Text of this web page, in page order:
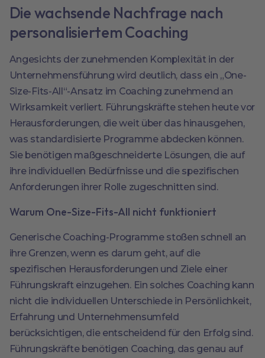
Die wachsende Nachfrage nach
personalisiertem Coaching
Angesichts der zunehmenden Komplexität in der
Unternehmensführung wird deutlich, dass ein „One-
Size-Fits-All“-Ansatz im Coaching zunehmend an
Wirksamkeit verliert. Führungskräfte stehen heute vor
Herausforderungen, die weit über das hinausgehen,
was standardisierte Programme abdecken können.
Sie benötigen maßgeschneiderte Lösungen, die auf
ihre individuellen Bedürfnisse und die spezifischen
Anforderungen ihrer Rolle zugeschnitten sind.
Warum One-Size-Fits-All nicht funktioniert
Generische Coaching-Programme stoßen schnell an
ihre Grenzen, wenn es darum geht, auf die
spezifischen Herausforderungen und Ziele einer
Führungskraft einzugehen. Ein solches Coaching kann
nicht die individuellen Unterschiede in Persönlichkeit,
Erfahrung und Unternehmensumfeld
berücksichtigen, die entscheidend für den Erfolg sind.
Führungskräfte benötigen Coaching, das genau auf